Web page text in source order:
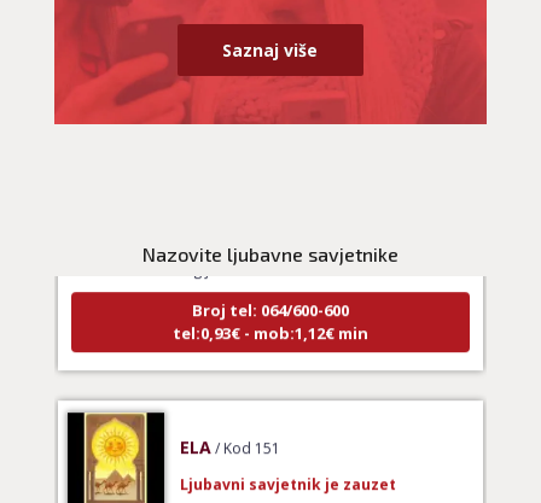
Saznaj više
Nazovite ljubavne savjetnike
astrologija
Broj tel: 064/600-600
tel:0,93€ - mob:1,12€ min